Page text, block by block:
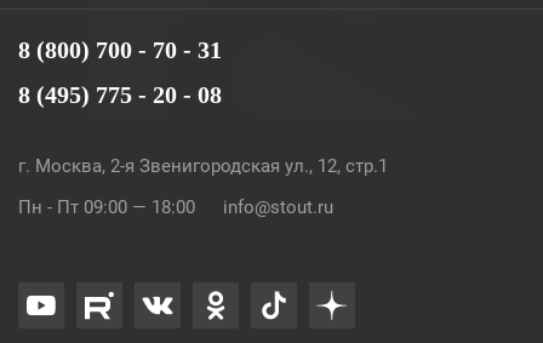
8 (800) 700 - 70 - 31
8 (495) 775 - 20 - 08
г. Москва, 2-я Звенигородская ул., 12, стр.1
Пн - Пт 09:00 — 18:00
info@stout.ru